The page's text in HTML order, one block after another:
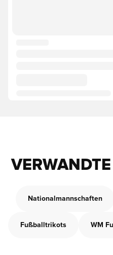
Nationalmannschaften
Fußballtrikots WM